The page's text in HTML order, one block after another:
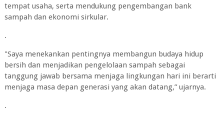
tempat usaha, serta mendukung pengembangan bank
sampah dan ekonomi sirkular.
.
"Saya menekankan pentingnya membangun budaya hidup
bersih dan menjadikan pengelolaan sampah sebagai
tanggung jawab bersama menjaga lingkungan hari ini berarti
menjaga masa depan generasi yang akan datang,” ujarnya.
.